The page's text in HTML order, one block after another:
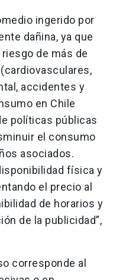
ingerido por
dañina, ya que
de más de
accidentes y
en Chile
políticas públicas
el consumo
asociados.
física y
el precio al
de horarios y
de la publicidad”,
corresponde al